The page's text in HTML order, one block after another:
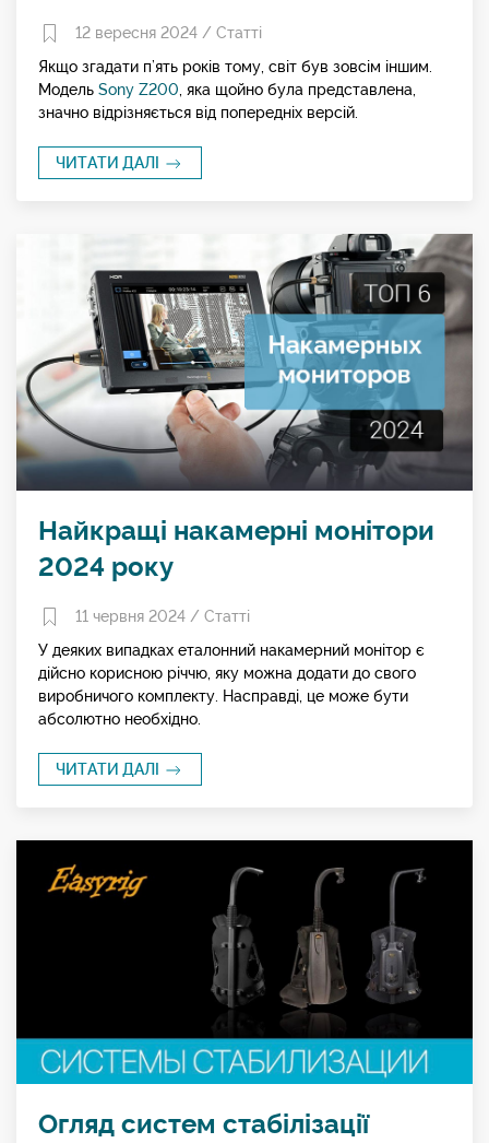
12 вересня 2024 / Статті
Якщо згадати п’ять років тому, світ був зовсім іншим.
Модель Sony Z200 , яка щойно була представлена,
значно відрізняється від попередніх версій.
ЧИТАТИ ДАЛІ
Найкращі накамерні монітори
2024 року
11 червня 2024 / Статті
У деяких випадках еталонний накамерний монітор є
дійсно корисною річчю, яку можна додати до свого
виробничого комплекту. Насправді, це може бути
абсолютно необхідно.
ЧИТАТИ ДАЛІ
Огляд систем стабілізації